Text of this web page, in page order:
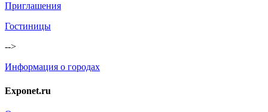
Приглашения
Гостиницы
-->
Информация о городах
Exponet.ru